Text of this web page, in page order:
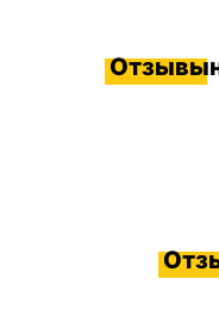
Отзывы